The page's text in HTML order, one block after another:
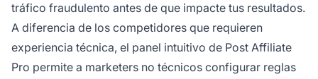
tráfico fraudulento antes de que impacte tus resultados.
A diferencia de los competidores que requieren
experiencia técnica, el panel intuitivo de Post Affiliate
Pro permite a marketers no técnicos configurar reglas